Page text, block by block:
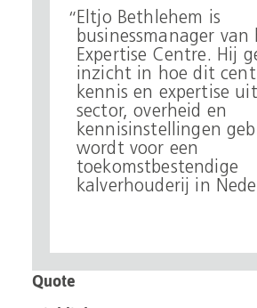
Eltjo Bethlehem is
businessmanager
Expertise Centre. Hij
inzicht in hoe dit
kennis en expertise
sector, overheid en
kennisinstellingen
wordt voor een
toekomstbestendige
kalverhouderij in
Quote